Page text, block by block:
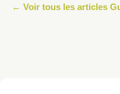
← Voir tous les articles